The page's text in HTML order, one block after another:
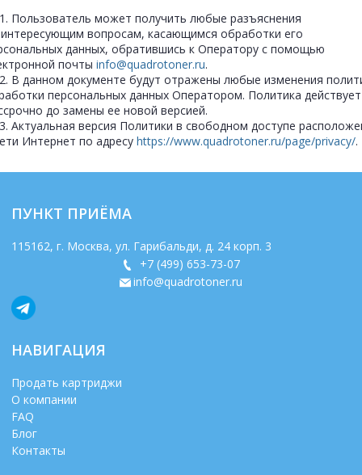
Пользователь может получить любые разъяснения
вопросам, касающимся обработки его
данных, обратившись к Оператору с помощью
почты info@quadrotoner.ru.
В данном документе будут отражены любые изменения
персональных данных Оператором. Политика действует
до замены ее новой версией.
Актуальная версия Политики в свободном доступе
Интернет по адресу https://www.quadrotoner.ru/page/privacy/.
ПУНКТ ПРИЁМА
115162, г. Москва, ул. Гарибальди, д. 24 корп. 3
+7 (499) 653-73-07
info@quadrotoner.ru
НАВИГАЦИЯ
Продать картриджи
О компании
FAQ
Блог
Контакты